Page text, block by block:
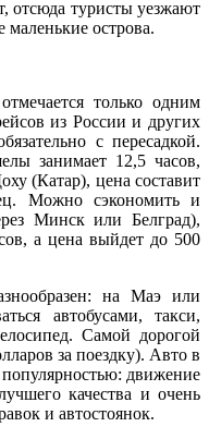
отсюда туристы уезжают
острова.
только одним
из России и других
с пересадкой.
занимает 12,5 часов,
(Катар), цена составит
Можно сэкономить и
Минск или Белград),
а цена выйдет до 500
на Маэ или
автобусами, такси,
Самой дорогой
за поездку). Авто в
движение
качества и очень
и автостоянок.